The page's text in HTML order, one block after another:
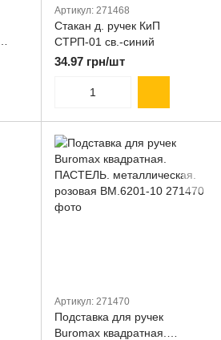
Артикул: 271468
Стакан д. ручек КиП
СТРП-01 св.-синий
34.97 грн/шт
Артикул: 271470
Подставка для ручек
Buromax квадратная.